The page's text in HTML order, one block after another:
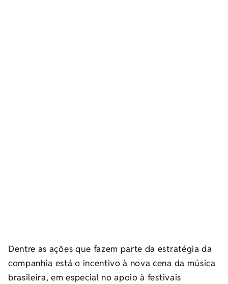
Dentre as ações que fazem parte da estratégia da
companhia está o incentivo à nova cena da música
brasileira, em especial no apoio à festivais